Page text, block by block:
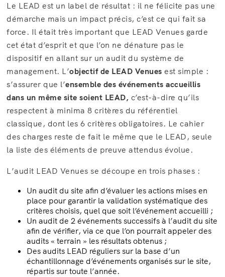
Le LEAD est un label de résultat : il ne félicite pas une
démarche mais un impact précis, c’est ce qui fait sa
force. Il était très important que LEAD Venues garde
cet état d’esprit et que l’on ne dénature pas le
dispositif en allant sur un audit du système de
management. L’objectif de LEAD Venues est simple :
s’assurer que l’ensemble des événements accueillis
dans un même site soient LEAD, c’est-à-dire qu’ils
respectent à minima 8 critères du référentiel
classique, dont les 6 critères obligatoires. Le cahier
des charges reste de fait le même que le LEAD, seule
la liste des éléments de preuve attendus évolue.
L’audit LEAD Venues se découpe en trois phases :
Un audit du site afin d’évaluer les actions mises en
place pour garantir la validation systématique des
critères choisis, quel que soit l’événement accueilli ;
Un audit de 2 événements successifs à l’audit du site
afin de vérifier, via ce que l’on pourrait appeler des
audits « terrain » les résultats obtenus ;
Des audits LEAD réguliers sur la base d’un
échantillonnage d’événements organisés sur le site,
répartis sur toute l’année.